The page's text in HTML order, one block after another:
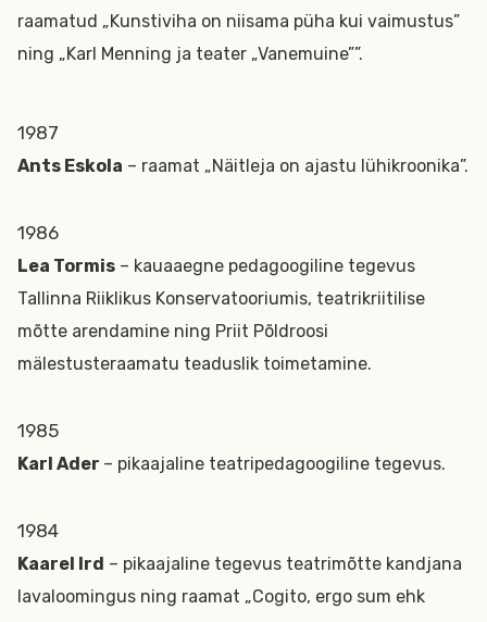
raamatud „Kunstiviha on niisama püha kui vaimustus”
ning „Karl Menning ja teater „Vanemuine””.
1987
Ants Eskola – raamat „Näitleja on ajastu lühikroonika”.
1986
Lea Tormis – kauaaegne pedagoogiline tegevus
Tallinna Riiklikus Konservatooriumis, teatrikriitilise
mõtte arendamine ning Priit Põldroosi
mälestusteraamatu teaduslik toimetamine.
1985
Karl Ader – pikaajaline teatripedagoogiline tegevus.
1984
Kaarel Ird – pikaajaline tegevus teatrimõtte kandjana
lavaloomingus ning raamat „Cogito, ergo sum ehk